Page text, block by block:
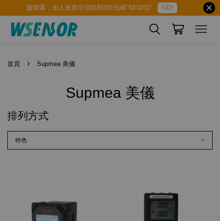
慶開幕，加入會員可領取$50折扣碼"NEW50" GO!
首頁 › Supmea 美儀
Supmea 美儀
排列方式